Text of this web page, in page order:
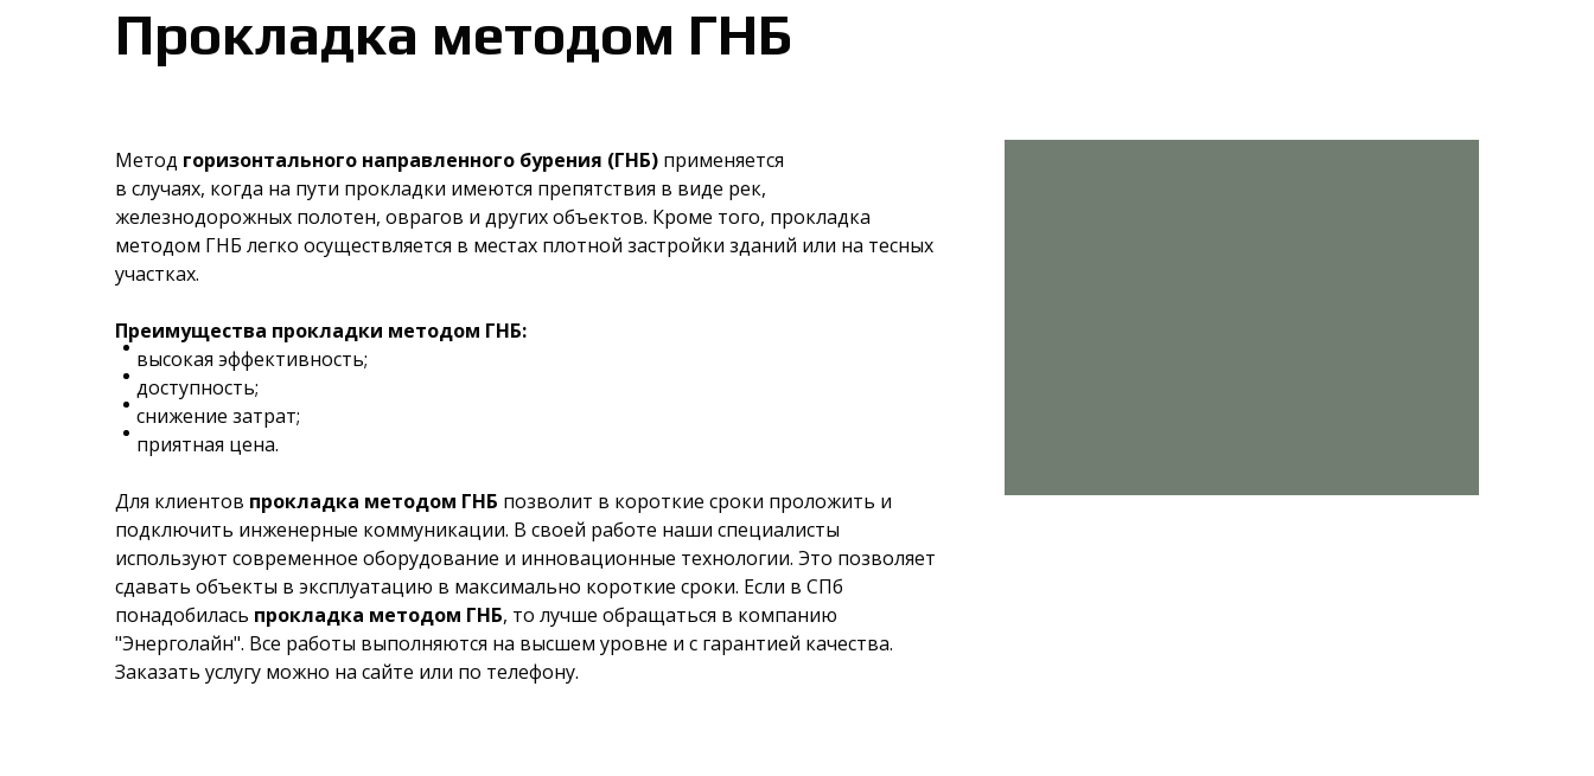
Прокладка методом ГНБ
Метод горизонтального направленного бурения (ГНБ) применяется
в случаях, когда на пути прокладки имеются препятствия в виде рек,
железнодорожных полотен, оврагов и других объектов. Кроме того, прокладка
методом ГНБ легко осуществляется в местах плотной застройки зданий или на тесных
участках.
Преимущества прокладки методом ГНБ:
высокая эффективность;
доступность;
снижение затрат;
приятная цена.
Для клиентов прокладка методом ГНБ позволит в короткие сроки проложить и
подключить инженерные коммуникации. В своей работе наши специалисты
используют современное оборудование и инновационные технологии. Это позволяет
сдавать объекты в эксплуатацию в максимально короткие сроки. Если в СПб
понадобилась прокладка методом ГНБ, то лучше обращаться в компанию
"Энерголайн". Все работы выполняются на высшем уровне и с гарантией качества.
Заказать услугу можно на сайте или по телефону.